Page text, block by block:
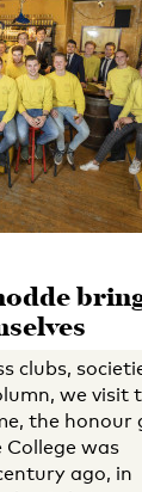
clubs,
we visit
the honour
College was
ago, in